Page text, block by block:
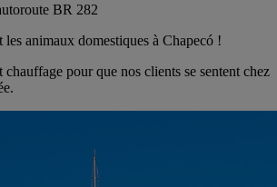
BR 282
les animaux domestiques à Chapecó !
pour que nos clients se sentent chez